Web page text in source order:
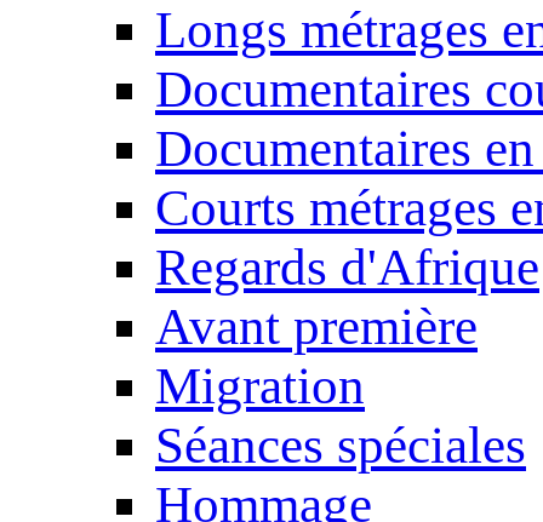
Longs métrages
Documentaires
Documentaires
Courts métrages
Regards d'Afrique
Avant première
Migration
Séances spéciales
Hommage